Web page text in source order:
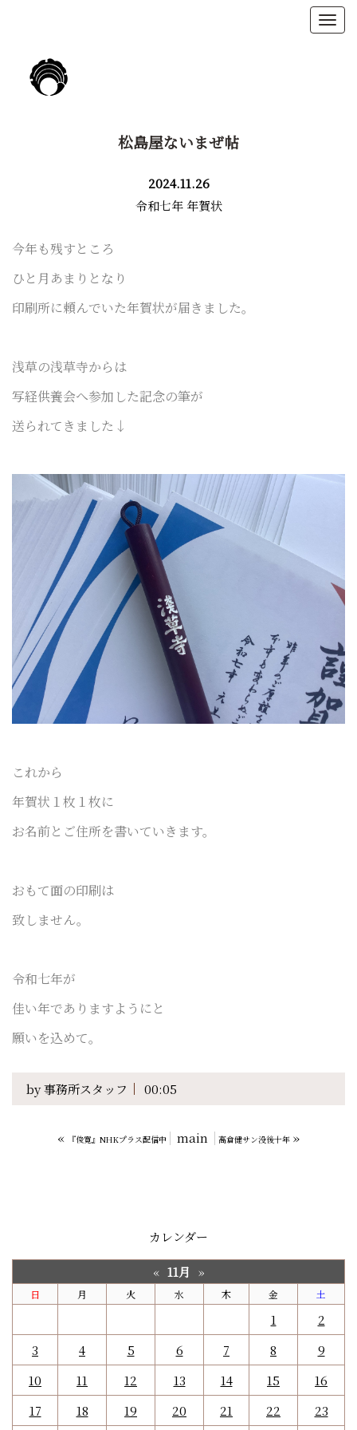
松島屋ないまぜ帖
2024.11.26
令和七年 年賀状
今年も残すところ
ひと月あまりとなり
印刷所に頼んでいた年賀状が届きました。
浅草の浅草寺からは
写経供養会へ参加した記念の筆が
送られてきました ↓
これから
年賀状１枚１枚に
お名前とご住所を書いていきます。
おもて面の印刷は
致しません。
令和七年が
佳い年でありますようにと
願いを込めて。
by事務所スタッフ 00:05
« 『俊寛』NHKプラス配信中 main 高倉健サン没後十年 »
カレンダー
« 11月 »
日 月 火 水 木 金 土
1
2
3
4 5 6 7 8
9
10
11 12 13 14 15
16
17
18 19 20 21 22 23